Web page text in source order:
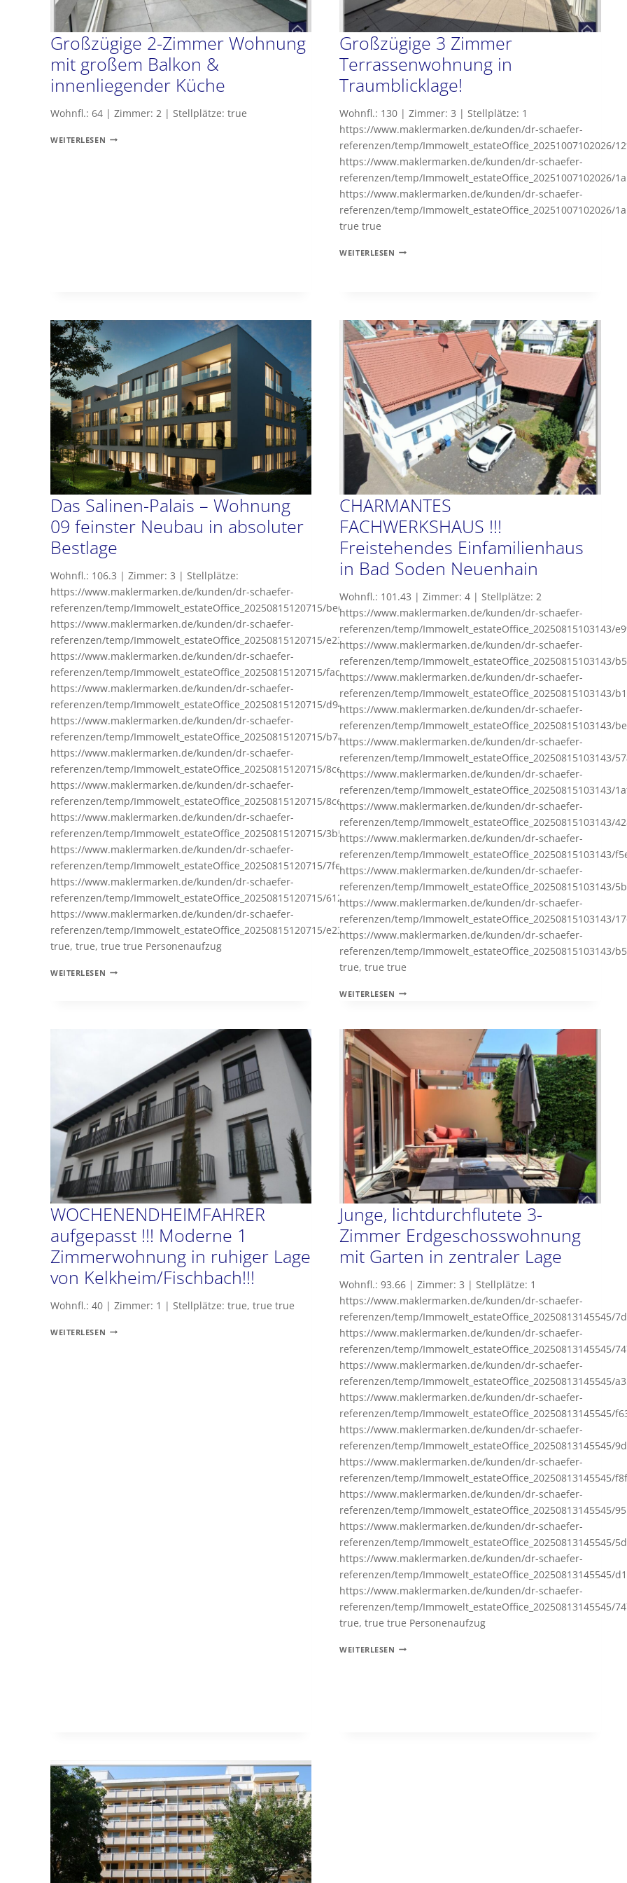
Großzügige 2-Zimmer Wohnung
mit großem Balkon &
innenliegender Küche
Wohnfl.: 64 | Zimmer: 2 | Stellplätze: true
WEITERLESEN GROSSZÜGIGE 2
Großzügige 3 Zimmer
Terrassenwohnung in
Traumblicklage!
Wohnfl.: 130 | Zimmer: 3 | Stellplätze: 1
https://www.maklermarken.de/kunden/dr-schaefer-
referenzen/temp/Immowelt_estateOffice_20251007102026/
https://www.maklermarken.de/kunden/dr-schaefer-
referenzen/temp/Immowelt_estateOffice_20251007102026/
https://www.maklermarken.de/kunden/dr-schaefer-
referenzen/temp/Immowelt_estateOffice_20251007102026/
true true
WEITERLESEN GROSSZÜGIGE 3
Das Salinen-Palais – Wohnung
09 feinster Neubau in absoluter
Bestlage
Wohnfl.: 106.3 | Zimmer: 3 | Stellplätze:
https://www.maklermarken.de/kunden/dr-schaefer-
referenzen/temp/Immowelt_estateOffice_20250815120715/be65964359cb4c6192be34b178be9e2b.jpg,
https://www.maklermarken.de/kunden/dr-schaefer-
referenzen/temp/Immowelt_estateOffice_20250815120715/e23f348666d449bfa410554aab6d84b2.jpg,
https://www.maklermarken.de/kunden/dr-schaefer-
referenzen/temp/Immowelt_estateOffice_20250815120715/fad74ea2b7bf40be86e8c78a8e65390d.jpg,
https://www.maklermarken.de/kunden/dr-schaefer-
referenzen/temp/Immowelt_estateOffice_20250815120715/d945f945b5f1415eaef04b387d386cb2.jpg,
https://www.maklermarken.de/kunden/dr-schaefer-
referenzen/temp/Immowelt_estateOffice_20250815120715/b7af66f1a24649869dbe3f06d25d4985.jpg,
https://www.maklermarken.de/kunden/dr-schaefer-
referenzen/temp/Immowelt_estateOffice_20250815120715/8ceb03e0779d4c678910349c3617399f.jpg,
https://www.maklermarken.de/kunden/dr-schaefer-
referenzen/temp/Immowelt_estateOffice_20250815120715/8ceda6c9fa014a5d857db5199027a712.jpg,
https://www.maklermarken.de/kunden/dr-schaefer-
referenzen/temp/Immowelt_estateOffice_20250815120715/3b5d124d4a544686b7428d82177b5b95.jpg,
https://www.maklermarken.de/kunden/dr-schaefer-
referenzen/temp/Immowelt_estateOffice_20250815120715/7fe5f288a350432d8d51306141dff366.png,
https://www.maklermarken.de/kunden/dr-schaefer-
referenzen/temp/Immowelt_estateOffice_20250815120715/6120c910646a4bbb98cc6faf845967a1.png
https://www.maklermarken.de/kunden/dr-schaefer-
referenzen/temp/Immowelt_estateOffice_20250815120715/e23f348666d449bfa410554aab6d84b2.jpg
true, true, true true Personenaufzug
WEITERLESEN DAS
ABSOLUTER
BESTLAGE
CHARMANTES
FACHWERKSHAUS !!!
Freistehendes Einfamilienhaus
in Bad Soden Neuenhain
Wohnfl.: 101.43 | Zimmer: 4 | Stellplätze: 2
https://www.maklermarken.de/kunden/dr-schaefer-
referenzen/temp/Immowelt_estateOffice_20250815103143/
https://www.maklermarken.de/kunden/dr-schaefer-
referenzen/temp/Immowelt_estateOffice_20250815103143/
https://www.maklermarken.de/kunden/dr-schaefer-
referenzen/temp/Immowelt_estateOffice_20250815103143/
https://www.maklermarken.de/kunden/dr-schaefer-
referenzen/temp/Immowelt_estateOffice_20250815103143/
https://www.maklermarken.de/kunden/dr-schaefer-
referenzen/temp/Immowelt_estateOffice_20250815103143/
https://www.maklermarken.de/kunden/dr-schaefer-
referenzen/temp/Immowelt_estateOffice_20250815103143/
https://www.maklermarken.de/kunden/dr-schaefer-
referenzen/temp/Immowelt_estateOffice_20250815103143/
https://www.maklermarken.de/kunden/dr-schaefer-
referenzen/temp/Immowelt_estateOffice_20250815103143/
https://www.maklermarken.de/kunden/dr-schaefer-
referenzen/temp/Immowelt_estateOffice_20250815103143/
https://www.maklermarken.de/kunden/dr-schaefer-
referenzen/temp/Immowelt_estateOffice_20250815103143/
https://www.maklermarken.de/kunden/dr-schaefer-
referenzen/temp/Immowelt_estateOffice_20250815103143/
true, true true
WEITERLESEN CHARMANTES
FREISTEHENDES
IN
BAD
SODEN
NEUENHAIN
WOCHENENDHEIMFAHRER
aufgepasst !!! Moderne 1
Zimmerwohnung in ruhiger Lage
von Kelkheim/Fischbach!!!
Wohnfl.: 40 | Zimmer: 1 | Stellplätze: true, true true
WEITERLESEN WOCHENENDHEIMFAHRER
Junge, lichtdurchflutete 3-
Zimmer Erdgeschosswohnung
mit Garten in zentraler Lage
Wohnfl.: 93.66 | Zimmer: 3 | Stellplätze: 1
https://www.maklermarken.de/kunden/dr-schaefer-
referenzen/temp/Immowelt_estateOffice_20250813145545/
https://www.maklermarken.de/kunden/dr-schaefer-
referenzen/temp/Immowelt_estateOffice_20250813145545/
https://www.maklermarken.de/kunden/dr-schaefer-
referenzen/temp/Immowelt_estateOffice_20250813145545/
https://www.maklermarken.de/kunden/dr-schaefer-
referenzen/temp/Immowelt_estateOffice_20250813145545/
https://www.maklermarken.de/kunden/dr-schaefer-
referenzen/temp/Immowelt_estateOffice_20250813145545/
https://www.maklermarken.de/kunden/dr-schaefer-
referenzen/temp/Immowelt_estateOffice_20250813145545/
https://www.maklermarken.de/kunden/dr-schaefer-
referenzen/temp/Immowelt_estateOffice_20250813145545/
https://www.maklermarken.de/kunden/dr-schaefer-
referenzen/temp/Immowelt_estateOffice_20250813145545/
https://www.maklermarken.de/kunden/dr-schaefer-
referenzen/temp/Immowelt_estateOffice_20250813145545/
https://www.maklermarken.de/kunden/dr-schaefer-
referenzen/temp/Immowelt_estateOffice_20250813145545/
true, true true Personenaufzug
WEITERLESEN JUNGE,